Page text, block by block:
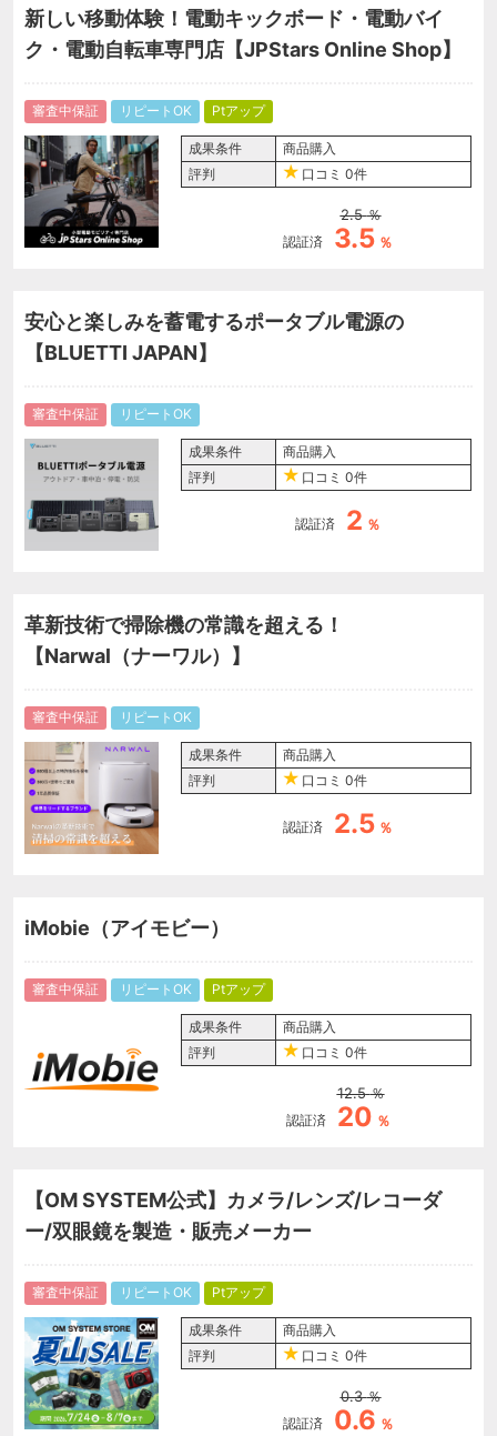
新しい移動体験！電動キックボード・電動バイ
ク・電動自転車専門店【JPStars Online Shop】
審査中保証 リピートOK Ptアップ
成果条件
商品購入
評判
口コミ 0件
認証済
2.5 ％
3.5 ％
安心と楽しみを蓄電するポータブル電源の
【BLUETTI JAPAN】
審査中保証 リピートOK
成果条件
商品購入
評判
口コミ 0件
認証済 2 ％
革新技術で掃除機の常識を超える！
【Narwal（ナーワル）】
審査中保証 リピートOK
成果条件
商品購入
評判
口コミ 0件
認証済 2.5 ％
iMobie（アイモビー）
審査中保証 リピートOK Ptアップ
成果条件
商品購入
評判
口コミ 0件
認証済
12.5 ％
20 ％
【OM SYSTEM公式】カメラ/レンズ/レコーダ
ー/双眼鏡を製造・販売メーカー
審査中保証 リピートOK Ptアップ
成果条件
商品購入
評判
口コミ 0件
認証済
0.3 ％
0.6 ％